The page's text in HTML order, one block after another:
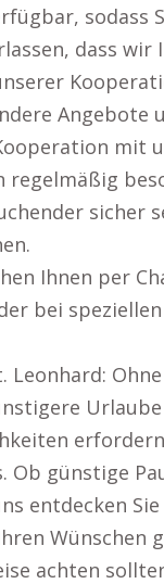
sodass
dass
Angebote
mit
regelmäßig
sicher
Ihnen per
bei
Leonhard:
Ob günstige
entdecken
achten